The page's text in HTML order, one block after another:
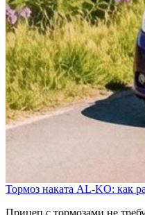
Тормоз наката AL-KO: как